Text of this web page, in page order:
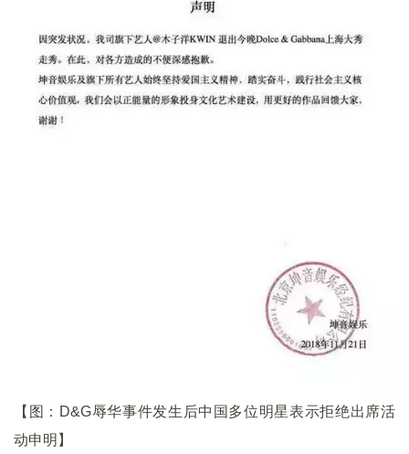
【图：D&G辱华事件发生后中国多位明星表示拒绝出席活
动申明】